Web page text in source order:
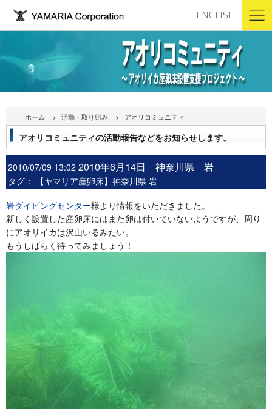
ENGLISH
ホーム 活動・取り組み アオリコミュニティ
アオリコミュニティの活動報告などをお知らせします。
2010/07/09 13:02 2010年6月14日 神奈川県 岩
タグ：
【ヤマリア産卵床】神奈川県 岩
岩ダイビングセンター様より情報をいただきました。
新しく設置した産卵床にはまた卵は付いていないようですが、周り
にアオリイカは沢山いるみたい。
もうしばらく待ってみましょう！